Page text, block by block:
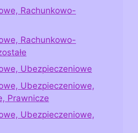
Rachunkowo-
Rachunkowo-
Ubezpieczeniowe
Ubezpieczeniowe,
Prawnicze
Ubezpieczeniowe,